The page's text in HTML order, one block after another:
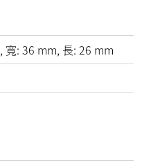
, 寬: 36 mm, 長: 26 mm